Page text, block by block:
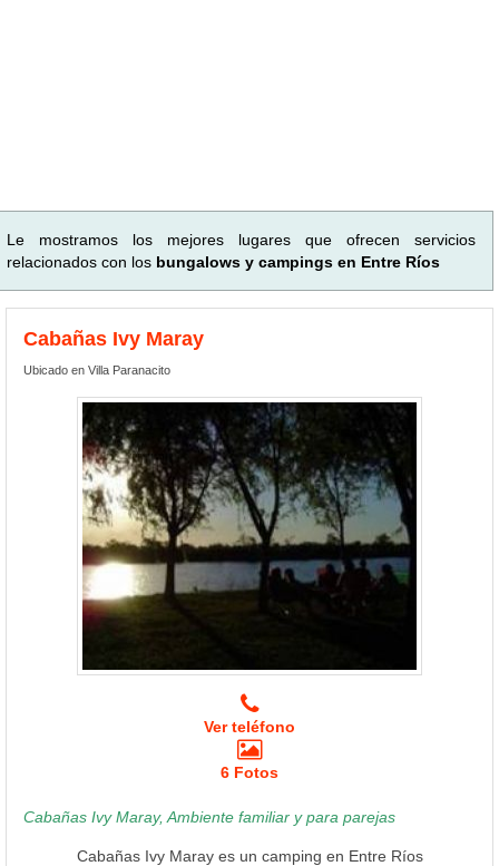
Le mostramos los mejores lugares que ofrecen servicios
relacionados con los bungalows y campings en Entre Ríos
Cabañas Ivy Maray
Ubicado en Villa Paranacito
Ver teléfono
6 Fotos
Cabañas Ivy Maray, Ambiente familiar y para parejas
Cabañas Ivy Maray es un camping en Entre Ríos